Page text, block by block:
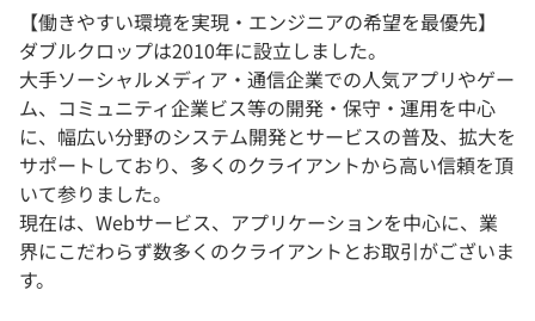
【働きやすい環境を実現・エンジニアの希望を最優先】
ダブルクロップは2010年に設立しました。
大手ソーシャルメディア・通信企業での人気アプリやゲー
ム、コミュニティ企業ビス等の開発・保守・運用を中心
に、幅広い分野のシステム開発とサービスの普及、拡大を
サポートしており、多くのクライアントから高い信頼を頂
いて参りました。
現在は、Webサービス、アプリケーションを中心に、業
界にこだわらず数多くのクライアントとお取引がございま
す。